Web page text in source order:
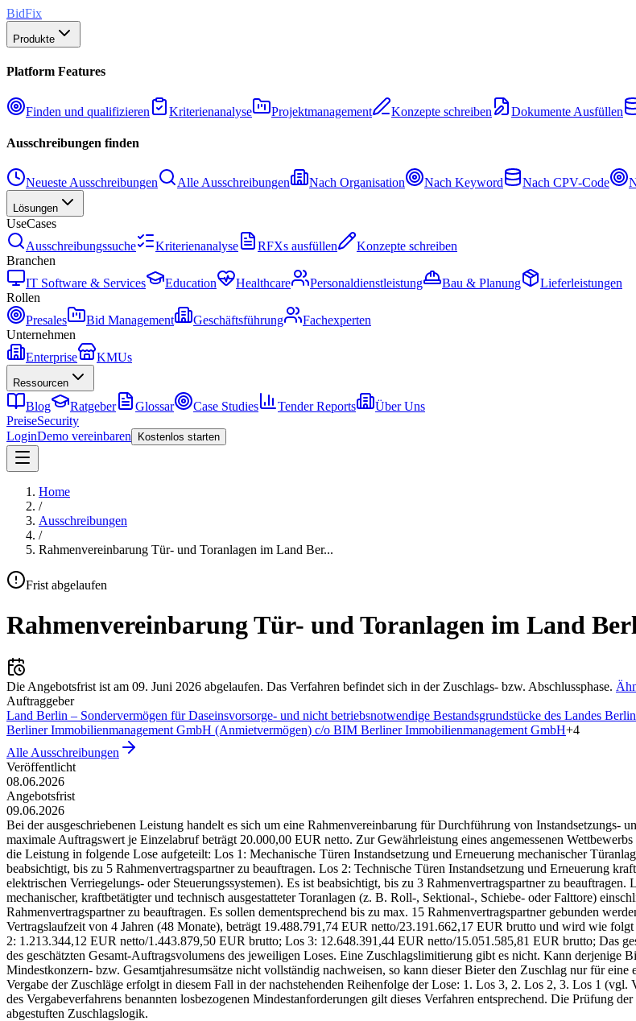
BidFix
Produkte
Platform Features
Finden und qualifizieren Kriterienanalyse Projektmanagement Konzepte schreiben Dokumente Ausfüllen
Ausschreibungen finden
Neueste Ausschreibungen Alle Ausschreibungen Nach Organisation Nach Keyword Nach CPV-Code
Lösungen
UseCases
Ausschreibungssuche
Kriterienanalyse RFXs ausfüllen
Konzepte schreiben
Branchen
IT Software & Services
Education Healthcare Personaldienstleistung Bau & Planung
Lieferleistungen
Rollen
Presales
Bid Management Geschäftsführung
Fachexperten
Unternehmen
Enterprise
KMUs
Ressourcen
Blog Ratgeber Glossar Case Studies Tender Reports
Über Uns
PreiseSecurity
LoginDemo vereinbaren Kostenlos starten
Home
/
Ausschreibungen
/
Rahmenvereinbarung Tür- und Toranlagen im Land Ber...
Frist abgelaufen
Rahmenvereinbarung Tür- und Toranlagen im Land
Die Angebotsfrist ist am 09. Juni 2026 abgelaufen. Das Verfahren befindet sich in der Zuschlags- bzw. Abschlussphase.
Auftraggeber
Land Berlin – Sondervermögen für Daseinsvorsorge- und nicht betriebsnotwendige Bestandsgrundstücke des Landes
Berliner Immobilienmanagement GmbH (Anmietvermögen) c/o BIM Berliner Immobilienmanagement GmbH+4
Alle Ausschreibungen
Veröffentlicht
08.06.2026
Angebotsfrist
09.06.2026
Bei der ausgeschriebenen Leistung handelt es sich um eine Rahmenvereinbarung für Durchführung von Instandsetzungs-
maximale Auftragswert je Einzelabruf beträgt 20.000,00 EUR netto. Zur Gewährleistung eines angemessenen
die Leistung in folgende Lose aufgeteilt: Los 1: Mechanische Türen Instandsetzung und Erneuerung mechanischer
beabsichtigt, bis zu 5 Rahmenvertragspartner zu beauftragen. Los 2: Technische Türen Instandsetzung und Erneuerung
elektrischen Verriegelungs- oder Steuerungssystemen). Es ist beabsichtigt, bis zu 3 Rahmenvertragspartner zu
mechanischer, kraftbetätigter und technisch ausgestatteter Toranlagen (z. B. Roll-, Sektional-, Schiebe- oder Falttore)
Rahmenvertragspartner zu beauftragen. Es sollen dementsprechend bis zu max. 15 Rahmenvertragspartner gebunden
Vertragslaufzeit von 4 Jahren (48 Monate), beträgt 19.488.791,74 EUR netto/23.191.662,17 EUR brutto und wird wie
2: 1.213.344,12 EUR netto/1.443.879,50 EUR brutto; Los 3: 12.648.391,44 EUR netto/15.051.585,81 EUR brutto; Das
des geschätzten Gesamt-Auftragsvolumens des jeweiligen Loses. Eine Zuschlagslimitierung gibt es nicht. Kann derjenige
Mindestkonzern- bzw. Gesamtjahresumsätze nicht vollständig nachweisen, so kann dieser Bieter den Zuschlag nur für
Vergabe der Zuschläge erfolgt in diesem Fall in der nachstehenden Reihenfolge der Lose: 1. Los 3, 2. Los 2, 3. Los 1
des Vergabeverfahrens benannten losbezogenen Mindestanforderungen gilt dieses Verfahren entsprechend. Die Prüfung
abgestuften Zuschlagslogik.